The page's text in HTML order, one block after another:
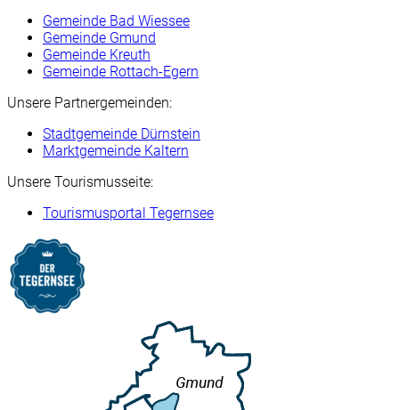
Gemeinde Bad Wiessee
Gemeinde Gmund
Gemeinde Kreuth
Gemeinde Rottach-Egern
Unsere Partnergemeinden:
Stadtgemeinde Dürnstein
Marktgemeinde Kaltern
Unsere Tourismusseite:
Tourismusportal Tegernsee